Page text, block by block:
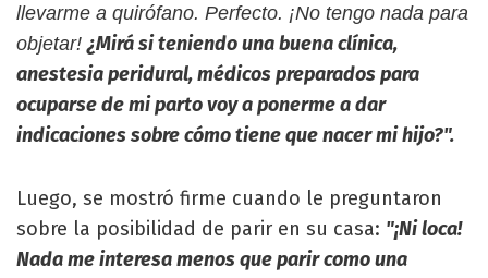
llevarme a quirófano. Perfecto. ¡No tengo nada para
objetar! ¿Mirá si teniendo una buena clínica,
anestesia peridural, médicos preparados para
ocuparse de mi parto voy a ponerme a dar
indicaciones sobre cómo tiene que nacer mi hijo?".
Luego, se mostró firme cuando le preguntaron
sobre la posibilidad de parir en su casa: "¡Ni loca!
Nada me interesa menos que parir como una